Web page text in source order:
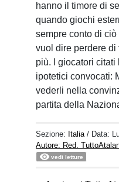
hanno il timore di
quando giochi
sempre conto di
vuol dire perdere
più. I giocatori
ipotetici convocati:
vederli nella
partita della
Sezione: Italia / Data:
Autore: Red.
vedi letture